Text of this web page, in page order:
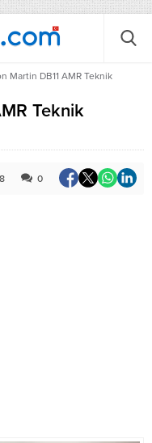
Martin DB11 AMR Teknik
Teknik
0